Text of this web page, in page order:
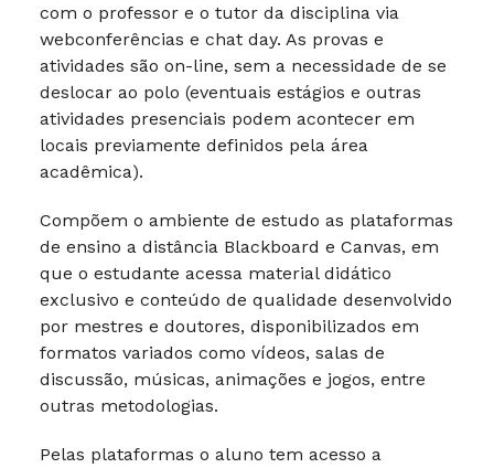
com o professor e o tutor da disciplina via
webconferências e chat day. As provas e
atividades são on-line, sem a necessidade de se
deslocar ao polo (eventuais estágios e outras
atividades presenciais podem acontecer em
locais previamente definidos pela área
acadêmica).
Compõem o ambiente de estudo as plataformas
de ensino a distância Blackboard e Canvas, em
que o estudante acessa material didático
exclusivo e conteúdo de qualidade desenvolvido
por mestres e doutores, disponibilizados em
formatos variados como vídeos, salas de
discussão, músicas, animações e jogos, entre
outras metodologias.
Pelas plataformas o aluno tem acesso a